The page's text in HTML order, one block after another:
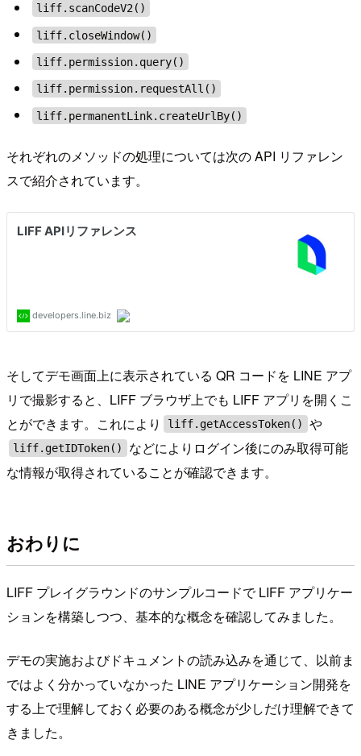
liff.scanCodeV2()
liff.closeWindow()
liff.permission.query()
liff.permission.requestAll()
liff.permanentLink.createUrlBy()
それぞれのメソッドの処理については次の API リファレン
スで紹介されています。
そしてデモ画面上に表示されている QR コードを LINE アプ
リで撮影すると、LIFF ブラウザ上でも LIFF アプリを開くこ
とができます。これにより
liff.getAccessToken() や
liff.getIDToken()
などによりログイン後にのみ取得可能
な情報が取得されていることが確認できます。
おわりに
LIFF プレイグラウンドのサンプルコードで LIFF アプリケー
ションを構築しつつ、基本的な概念を確認してみました。
デモの実施およびドキュメントの読み込みを通じて、以前ま
ではよく分かっていなかった LINE アプリケーション開発を
する上で理解しておく必要のある概念が少しだけ理解できて
きました。